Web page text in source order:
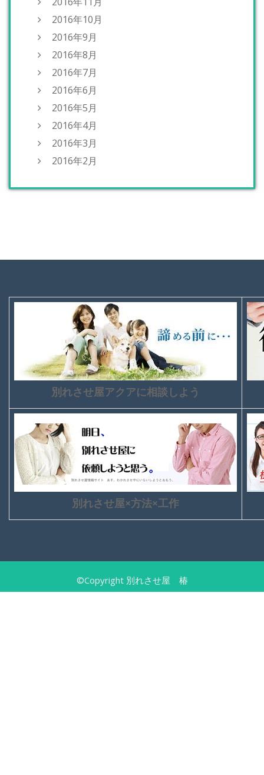
2016年10月
2016年9月
2016年8月
2016年7月
2016年6月
2016年5月
2016年4月
2016年3月
2016年2月
別れさせ屋アクアに相談しよう
別れさせ屋×方法×工作
©Copyright 別れさせ屋 椿